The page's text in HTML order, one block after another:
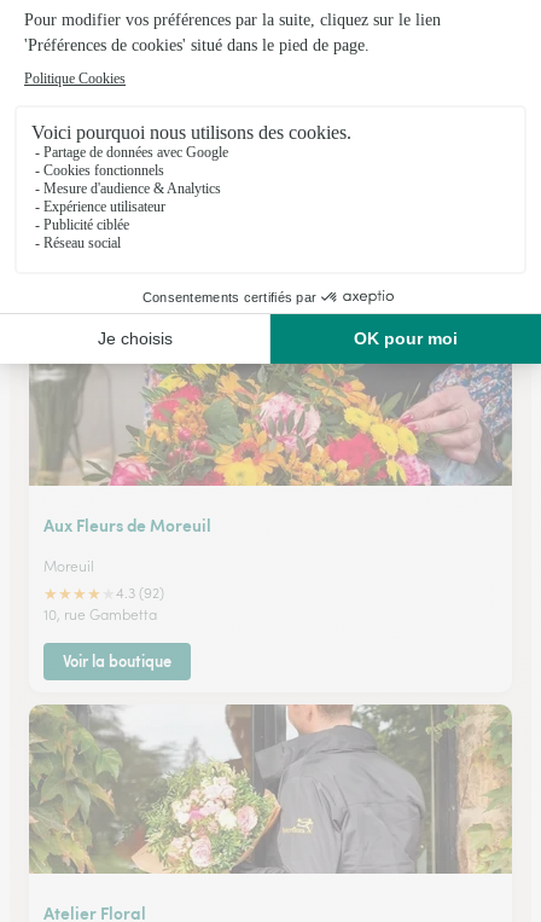
Beauvertige
Beauvais
★★★★★4.3 (219)
4, avenue Montaigne
Aux Fleurs de Moreuil
Moreuil
★★★★
4.3 (92)
10, rue Gambetta
Voir la boutique
Atelier Floral